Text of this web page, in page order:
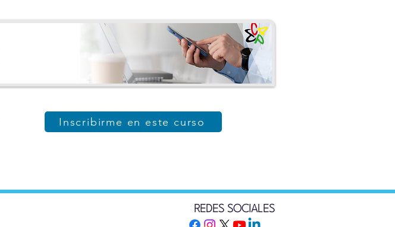
Inscribirme en este curso
REDES SOCIALES